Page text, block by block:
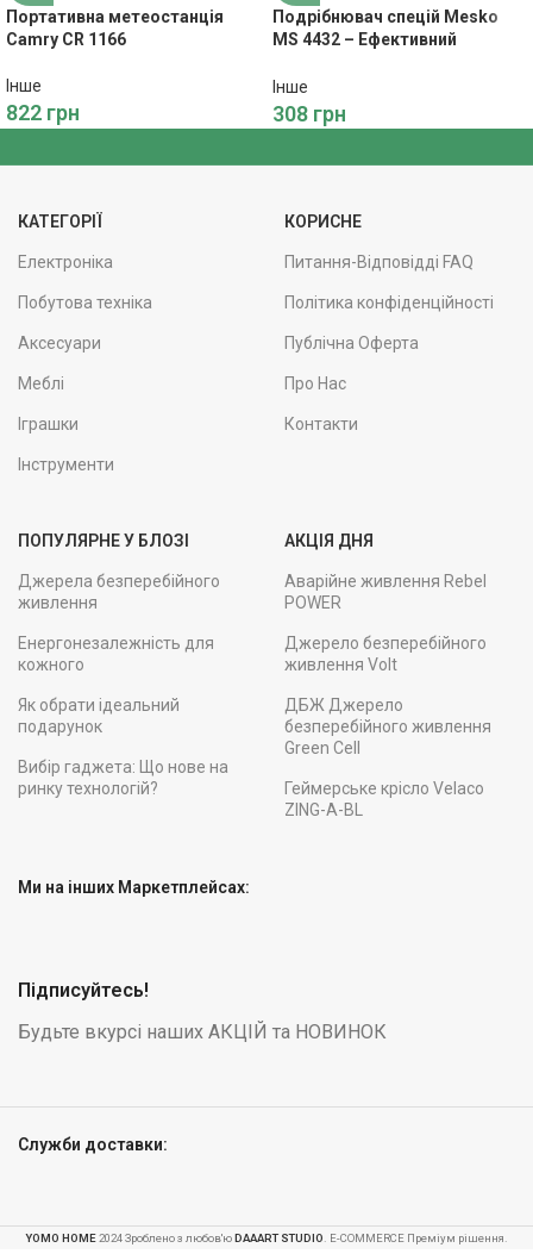
Портативна метеостанція
Camry CR 1166
Інше
822 грн
Подрібнювач спецій Mesko
MS 4432 – Ефективний
Інше
308 грн
КАТЕГОРІЇ
Електроніка
Побутова техніка
Аксесуари
Меблі
Іграшки
Інструменти
КОРИСНЕ
Питання-Відповідді FAQ
Політика конфіденційності
Публічна Оферта
Про Нас
Контакти
ПОПУЛЯРНЕ У БЛОЗІ
Джерела безперебійного
живлення
Енергонезалежність для
кожного
Як обрати ідеальний
подарунок
Вибір гаджета: Що нове на
ринку технологій?
АКЦІЯ ДНЯ
Аварійне живлення Rebel
POWER
Джерело безперебійного
живлення Volt
ДБЖ Джерело
безперебійного живлення
Green Cell
Геймерське крісло Velaco
ZING-A-BL
Ми на інших Маркетплейсах:
Підписуйтесь!
Будьте вкурсі наших АКЦІЙ та НОВИНОК
Служби доставки:
YOMO HOME 2024 Зроблено з любов'юDAAART STUDIO . E-COMMERCE Преміум рішення.